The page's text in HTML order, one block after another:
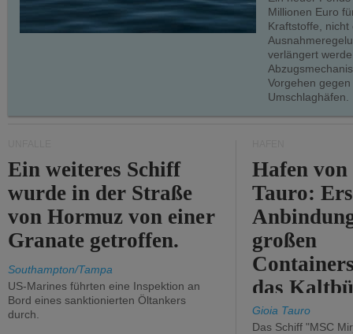
Millionen Euro
Kraftstoffe, nicht
verlängert
Vorgehen
Umschlaghäfen.
Ein weiteres Schiff
wurde in der Straße
von Hormuz von einer
Granate getroffen.
Southampton/Tampa
US-Marines führten eine Inspektion an
Bord eines sanktionierten Öltankers
durch.
Hafen
Tauro:
großen
das
Gioia Tauro
Das Schiff "MSC